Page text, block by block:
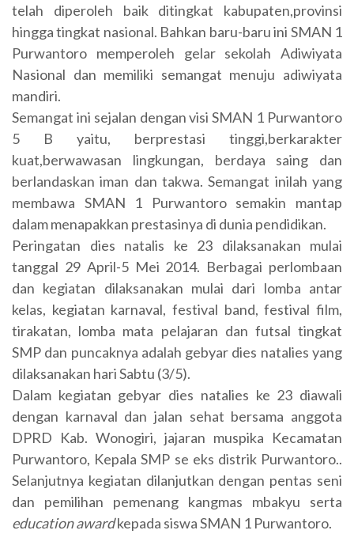
telah diperoleh baik ditingkat kabupaten,provinsi
hingga tingkat nasional. Bahkan baru-baru ini SMAN 1
Purwantoro memperoleh gelar sekolah Adiwiyata
Nasional dan memiliki semangat menuju adiwiyata
mandiri.
Semangat ini sejalan dengan visi SMAN 1 Purwantoro
5 B yaitu, berprestasi tinggi,berkarakter
kuat,berwawasan lingkungan, berdaya saing dan
berlandaskan iman dan takwa. Semangat inilah yang
membawa SMAN 1 Purwantoro semakin mantap
dalam menapakkan prestasinya di dunia pendidikan.
Peringatan dies natalis ke 23 dilaksanakan mulai
tanggal 29 April-5 Mei 2014. Berbagai perlombaan
dan kegiatan dilaksanakan mulai dari lomba antar
kelas, kegiatan karnaval, festival band, festival film,
tirakatan, lomba mata pelajaran dan futsal tingkat
SMP dan puncaknya adalah gebyar dies natalies yang
dilaksanakan hari Sabtu (3/5).
Dalam kegiatan gebyar dies natalies ke 23 diawali
dengan karnaval dan jalan sehat bersama anggota
DPRD Kab. Wonogiri, jajaran muspika Kecamatan
Purwantoro, Kepala SMP se eks distrik Purwantoro..
Selanjutnya kegiatan dilanjutkan dengan pentas seni
dan pemilihan pemenang kangmas mbakyu serta
education awardkepada siswa SMAN 1 Purwantoro.